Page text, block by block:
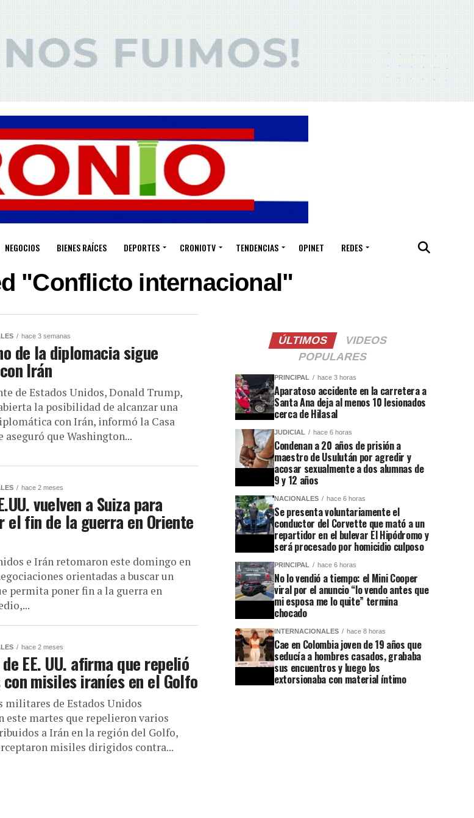
NEGOCIOS BIENES RAÍCES DEPORTES CRONIOTV TENDENCIAS OPINET REDES
"Conflicto internacional"
hace 3 semanas
de la diplomacia sigue
Irán
de Estados Unidos, Donald Trump,
la posibilidad de alcanzar una
con Irán, informó la Casa
aseguró que Washington...
hace 2 meses
vuelven a Suiza para
el fin de la guerra en Oriente
e Irán retomaron este domingo en
orientadas a buscar un
permita poner fin a la guerra en
hace 2 meses
EE. UU. afirma que repelió
misiles iraníes en el Golfo
militares de Estados Unidos
este martes que repelieron varios
a Irán en la región del Golfo,
misiles dirigidos contra...
ÚLTIMOS
VIDEOS
POPULARES
PRINCIPAL hace 3 horas
Aparatoso accidente en la carretera a
Santa Ana deja al menos 10 lesionados
cerca de Hilasal
JUDICIAL hace 6 horas
Condenan a 20 años de prisión a
maestro de Usulután por agredir y
acosar sexualmente a dos alumnas de
9 y 12 años
NACIONALES hace 6 horas
Se presenta voluntariamente el
conductor del Corvette que mató a un
repartidor en el bulevar El Hipódromo y
será procesado por homicidio culposo
PRINCIPAL hace 6 horas
No lo vendió a tiempo: el Mini Cooper
viral por el anuncio “lo vendo antes que
mi esposa me lo quite” termina
chocado
INTERNACIONALES hace 8 horas
Cae en Colombia joven de 19 años que
seducía a hombres casados, grababa
sus encuentros y luego los
extorsionaba con material íntimo